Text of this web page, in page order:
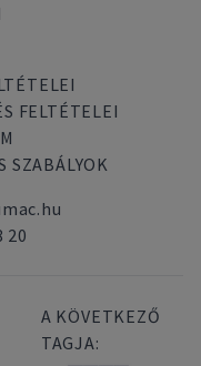
FELTÉTELEI
SZABÁLYOK
20
A KÖVETKEZŐ
TAGJA: